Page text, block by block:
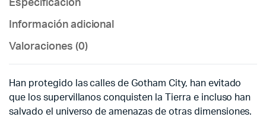
Especificación
Información adicional
Valoraciones (0)
Han protegido las calles de Gotham City, han evitado
que los supervillanos conquisten la Tierra e incluso han
salvado el universo de amenazas de otras dimensiones.